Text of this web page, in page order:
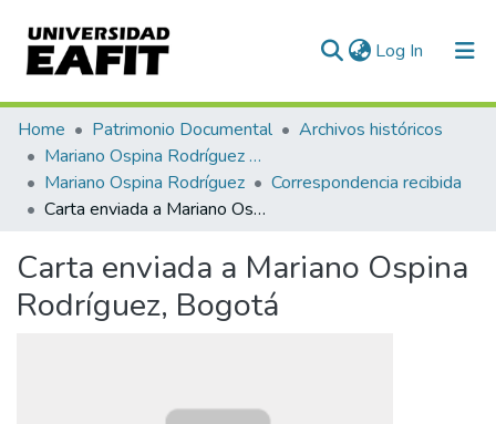
Log In (current)
Communities & Collections
All of DSpace
Statistics
Home Patrimonio Documental
Archivos históricos
Mariano Ospina Rodríguez (1826 -1912)
Mariano Ospina Rodríguez
Correspondencia recibida
Carta enviada a Mariano Ospina Rodríguez, Bogotá
Carta enviada a Mariano Ospina
Rodríguez, Bogotá